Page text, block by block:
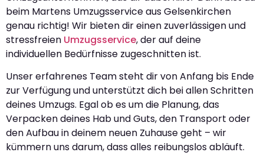
beim Martens Umzugsservice aus Gelsenkirchen
genau richtig! Wir bieten dir einen zuverlässigen und
stressfreien Umzugsservice, der auf deine
individuellen Bedürfnisse zugeschnitten ist.
Unser erfahrenes Team steht dir von Anfang bis Ende
zur Verfügung und unterstützt dich bei allen Schritten
deines Umzugs. Egal ob es um die Planung, das
Verpacken deines Hab und Guts, den Transport oder
den Aufbau in deinem neuen Zuhause geht – wir
kümmern uns darum, dass alles reibungslos abläuft.